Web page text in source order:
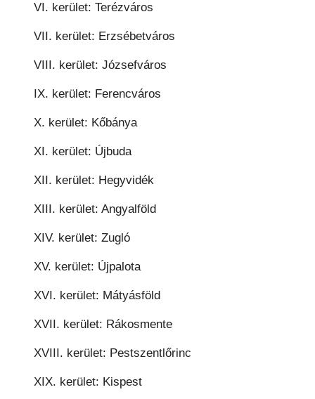
VI. kerület: Terézváros
VII. kerület: Erzsébetváros
VIII. kerület: Józsefváros
IX. kerület: Ferencváros
X. kerület: Kőbánya
XI. kerület: Újbuda
XII. kerület: Hegyvidék
XIII. kerület: Angyalföld
XIV. kerület: Zugló
XV. kerület: Újpalota
XVI. kerület: Mátyásföld
XVII. kerület: Rákosmente
XVIII. kerület: Pestszentlőrinc
XIX. kerület: Kispest